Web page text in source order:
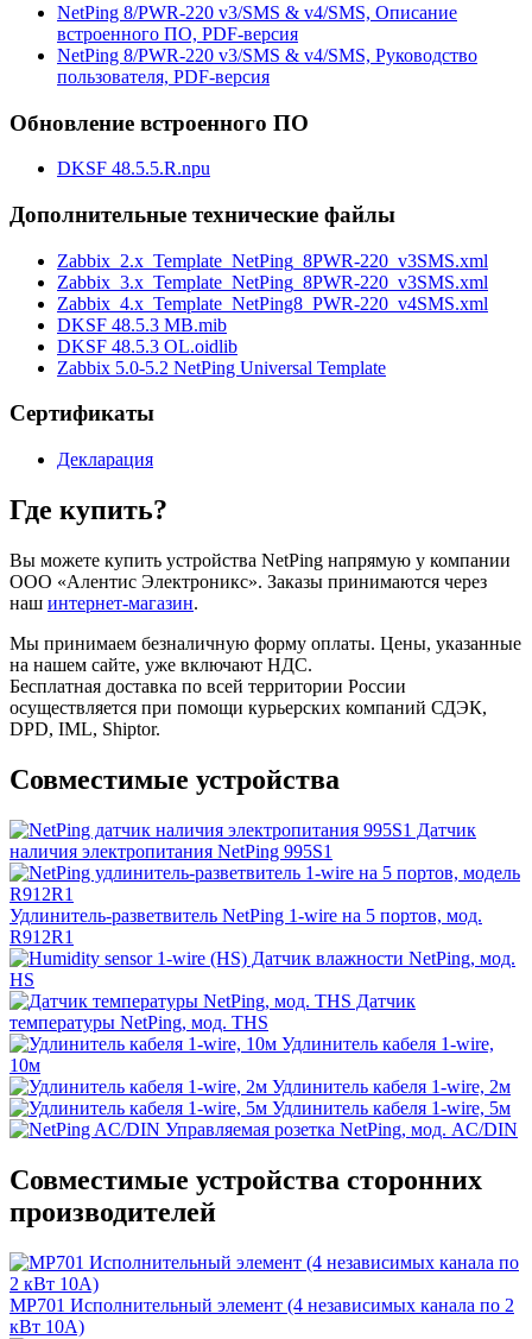
NetPing 8/PWR-220 v3/SMS & v4/SMS, Описание
встроенного ПО, PDF-версия
NetPing 8/PWR-220 v3/SMS & v4/SMS, Руководство
пользователя, PDF-версия
Обновление встроенного ПО
DKSF 48.5.5.R.npu
Дополнительные технические файлы
Zabbix_2.x_Template_NetPing_8PWR-220_v3SMS.xml
Zabbix_3.x_Template_NetPing_8PWR-220_v3SMS.xml
Zabbix_4.x_Template_NetPing8_PWR-220_v4SMS.xml
DKSF 48.5.3 MB.mib
DKSF 48.5.3 OL.oidlib
Zabbix 5.0-5.2 NetPing Universal Template
Сертификаты
Декларация
Где купить?
Вы можете купить устройства NetPing напрямую у компании
ООО «Алентис Электроникс». Заказы принимаются через
наш интернет-магазин.
Мы принимаем безналичную форму оплаты. Цены, указанные
на нашем сайте, уже включают НДС.
Бесплатная доставка по всей территории России
осуществляется при помощи курьерских компаний СДЭК,
DPD, IML, Shiptor.
Совместимые устройства
Датчик
наличия электропитания NetPing 995S1
Удлинитель-разветвитель NetPing 1-wire на 5 портов, мод.
R912R1
Датчик влажности NetPing, мод.
HS
Датчик
температуры NetPing, мод. THS
Удлинитель кабеля 1-wire,
10м
Удлинитель кабеля 1-wire, 2м
Удлинитель кабеля 1-wire, 5м
Управляемая розетка NetPing, мод. AC/DIN
Совместимые устройства сторонних
производителей
MP701 Исполнительный элемент (4 независимых канала по 2
кВт 10А)